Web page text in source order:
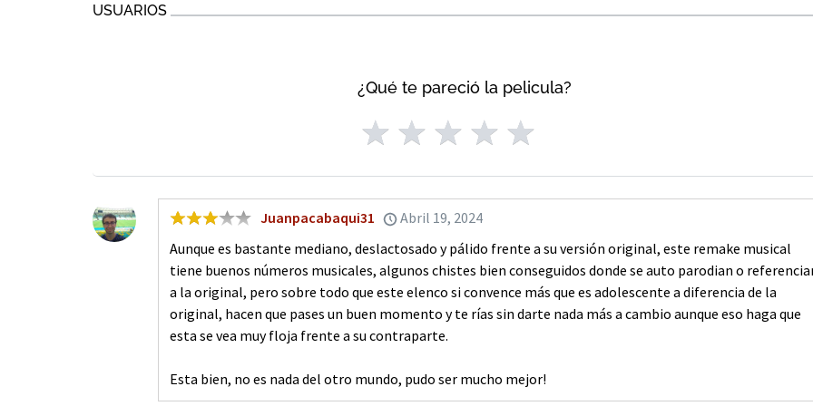
USUARIOS
¿Qué te pareció la pelicula?
Juanpacabaqui31
Abril 19, 2024
Aunque es bastante mediano, deslactosado y pálido frente a su versión original, este remake musical
tiene buenos números musicales, algunos chistes bien conseguidos donde se auto parodian o
a la original, pero sobre todo que este elenco si convence más que es adolescente a diferencia de la
original, hacen que pases un buen momento y te rías sin darte nada más a cambio aunque eso haga que
esta se vea muy floja frente a su contraparte.
Esta bien, no es nada del otro mundo, pudo ser mucho mejor!